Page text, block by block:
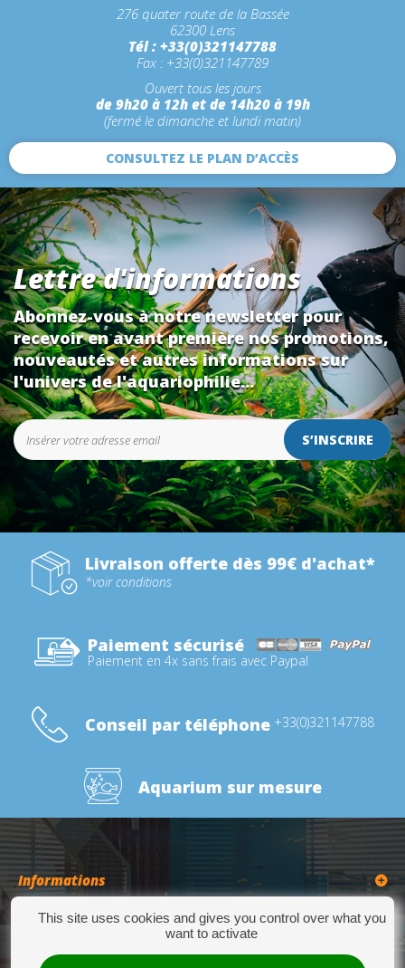
276 quater route de la Bassée
62300 Lens
Tél : +33(0)321147788
Fax : +33(0)321147789
Ouvert tous les jours
de 9h20 à 12h et de 14h20 à 19h
(fermé le dimanche et lundi matin)
CONSULTEZ LE PLAN D’ACCÈS
Lettre d'informations
Abonnez-vous à notre newsletter pour
recevoir en avant première nos promotions,
nouveautés et autres informations sur
l'univers de l'aquariophilie...
S’INSCRIRE
Livraison offerte dès 99€ d'achat*
*voir conditions
Paiement sécurisé
Paiement en 4x sans frais avec Paypal
Conseil par téléphone +33(0)321147788
Aquarium sur mesure
Informations
Catégories
This site uses cookies and gives you control over what you
want to activate